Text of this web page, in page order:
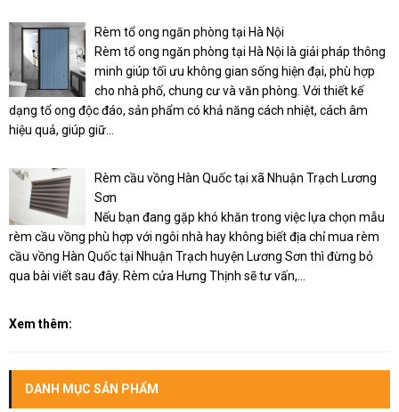
Rèm tổ ong ngăn phòng tại Hà Nội
Rèm tổ ong ngăn phòng tại Hà Nội là giải pháp thông
minh giúp tối ưu không gian sống hiện đại, phù hợp
cho nhà phố, chung cư và văn phòng. Với thiết kế
dạng tổ ong độc đáo, sản phẩm có khả năng cách nhiệt, cách âm
hiệu quả, giúp giữ...
Rèm cầu vồng Hàn Quốc tại xã Nhuận Trạch Lương
Sơn
Nếu bạn đang gặp khó khăn trong việc lựa chọn mẫu
rèm cầu vồng phù hợp với ngôi nhà hay không biết địa chỉ mua rèm
cầu vồng Hàn Quốc tại Nhuận Trạch huyện Lương Sơn thì đừng bỏ
qua bài viết sau đây. Rèm cửa Hưng Thịnh sẽ tư vấn,...
Xem thêm:
DANH MỤC SẢN PHẨM